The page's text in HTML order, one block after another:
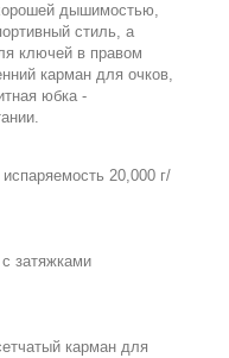
дышимостью,
стиль, а
ключей в правом
карман для очков,
юбка -
20,000 г/
затяжками
карман для